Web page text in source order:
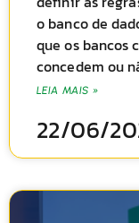
o banco de
que os bancos
concedem ou
LEIA MAIS »
22/06/